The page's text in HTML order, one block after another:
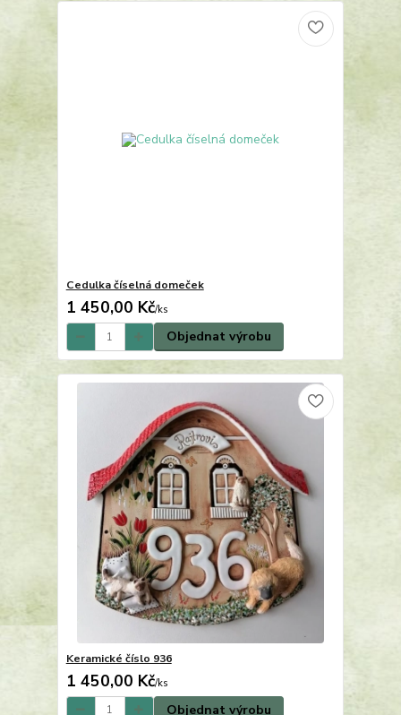
Cedulka číselná domeček
1 450,00 Kč/ks
Objednat výrobu
Keramické číslo 936
1 450,00 Kč/ks
Objednat výrobu